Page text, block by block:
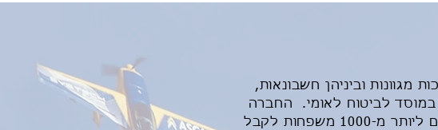
ע"י פרץ אליהו בשנת 2005. בעל הסמכות מגוונות וביניהן חשבונאות,
במוסד לביטוח לאומי. החברה
מספקת שירותים פיננסיים למגוון עסקים וחברות, ולשכירים. אנו עוזרים ליותר מ-1000 משפחות לקבל